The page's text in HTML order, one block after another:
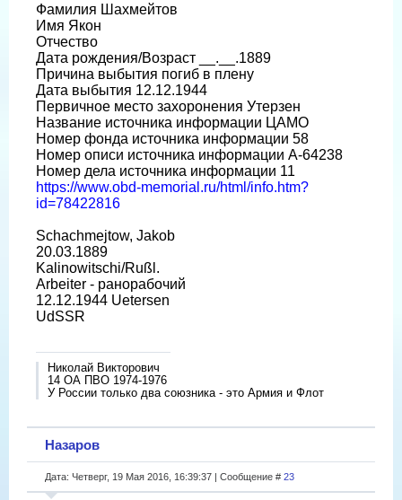
Фамилия Шахмейтов
Имя Якон
Отчество
Дата рождения/Возраст __.__.1889
Причина выбытия погиб в плену
Дата выбытия 12.12.1944
Первичное место захоронения Утерзен
Название источника информации ЦАМО
Номер фонда источника информации 58
Номер описи источника информации A-64238
Номер дела источника информации 11
https://www.obd-memorial.ru/html/info.htm?
id=78422816
Schachmejtow, Jakob
20.03.1889
Kalinowitschi/Rußl.
Arbeiter - ранорабочий
12.12.1944 Uetersen
UdSSR
Николай Викторович
14 ОА ПВО 1974-1976
У России только два союзника - это Армия и Флот
Назаров
Дата: Четверг, 19 Мая 2016, 16:39:37 | Сообщение # 23